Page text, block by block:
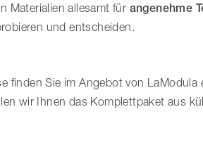
Materialien allesamt für angenehme
und entscheiden.
finden Sie im Angebot von LaModula
wir Ihnen das Komplettpaket aus